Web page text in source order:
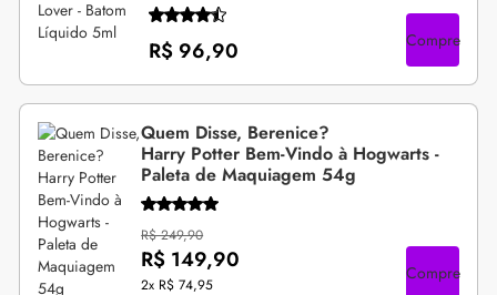
R$ 96,90 Compre
Quem Disse, Berenice?
Harry Potter Bem-Vindo à Hogwarts -
Paleta de Maquiagem 54g
R$ 249,90
R$ 149,90
2x R$ 74,95
Compre